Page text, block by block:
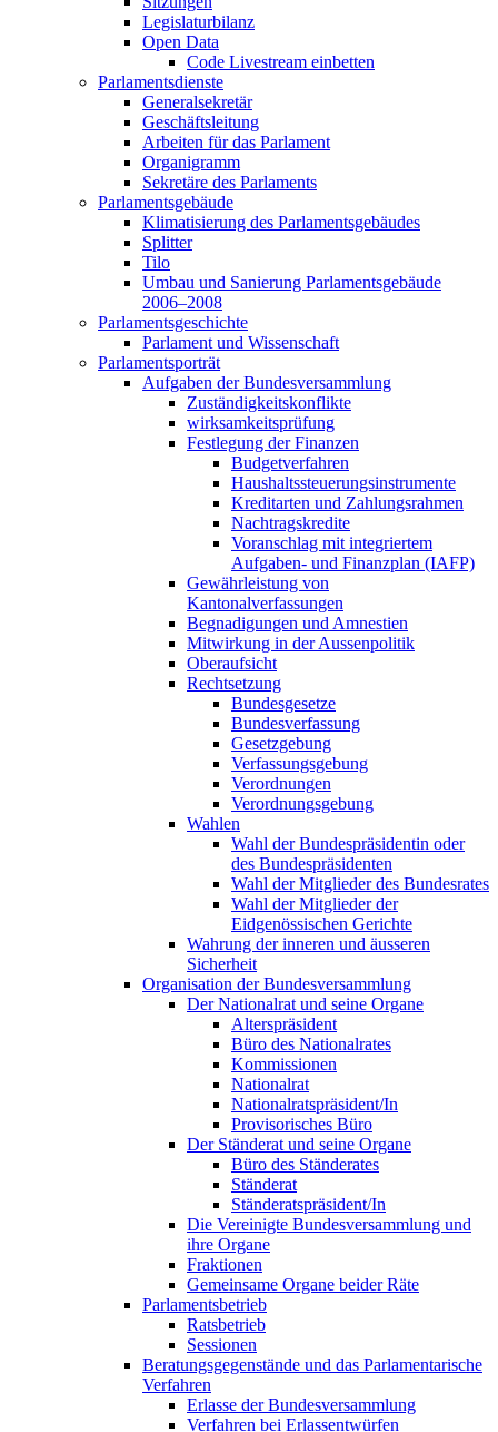
Legislaturbilanz
Open Data
Code Livestream einbetten
Parlamentsdienste
Generalsekretär
Geschäftsleitung
Arbeiten für das Parlament
Organigramm
Sekretäre des Parlaments
Parlamentsgebäude
Klimatisierung des Parlamentsgebäudes
Splitter
Tilo
Umbau und Sanierung Parlamentsgebäude
2006–2008
Parlamentsgeschichte
Parlament und Wissenschaft
Parlamentsporträt
Aufgaben der Bundesversammlung
Zuständigkeitskonflikte
wirksamkeitsprüfung
Festlegung der Finanzen
Budgetverfahren
Haushaltssteuerungsinstrumente
Kreditarten und Zahlungsrahmen
Nachtragskredite
Voranschlag mit integriertem
Aufgaben- und Finanzplan (IAFP)
Gewährleistung von
Kantonalverfassungen
Begnadigungen und Amnestien
Mitwirkung in der Aussenpolitik
Oberaufsicht
Rechtsetzung
Bundesgesetze
Bundesverfassung
Gesetzgebung
Verfassungsgebung
Verordnungen
Verordnungsgebung
Wahlen
Wahl der Bundespräsidentin oder
des Bundespräsidenten
Wahl der Mitglieder des Bundesrates
Wahl der Mitglieder der
Eidgenössischen Gerichte
Wahrung der inneren und äusseren
Sicherheit
Organisation der Bundesversammlung
Der Nationalrat und seine Organe
Alterspräsident
Büro des Nationalrates
Kommissionen
Nationalrat
Nationalratspräsident/In
Provisorisches Büro
Der Ständerat und seine Organe
Büro des Ständerates
Ständerat
Ständeratspräsident/In
Die Vereinigte Bundesversammlung und
ihre Organe
Fraktionen
Gemeinsame Organe beider Räte
Parlamentsbetrieb
Ratsbetrieb
Sessionen
Beratungsgegenstände und das Parlamentarische
Verfahren
Erlasse der Bundesversammlung
Verfahren bei Erlassentwürfen